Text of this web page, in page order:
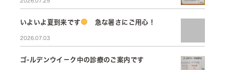
いよいよ夏到来です 急な暑さにご用心！
2026.07.03
ゴ-ルデンウイ－ク中の診療のご案内です